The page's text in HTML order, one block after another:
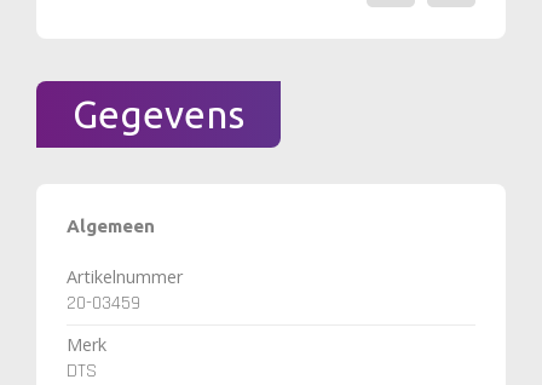
Gegevens
Algemeen
Artikelnummer
20-03459
Merk
DTS